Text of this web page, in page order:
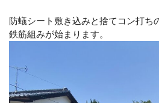
防蟻シート敷き込みと捨てコン打ち
鉄筋組みが始まります。